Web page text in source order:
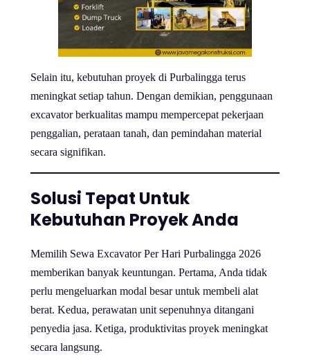
Selain itu, kebutuhan proyek di Purbalingga terus
meningkat setiap tahun. Dengan demikian, penggunaan
excavator berkualitas mampu mempercepat pekerjaan
penggalian, perataan tanah, dan pemindahan material
secara signifikan.
Solusi Tepat Untuk
Kebutuhan Proyek Anda
Memilih Sewa Excavator Per Hari Purbalingga 2026
memberikan banyak keuntungan. Pertama, Anda tidak
perlu mengeluarkan modal besar untuk membeli alat
berat. Kedua, perawatan unit sepenuhnya ditangani
penyedia jasa. Ketiga, produktivitas proyek meningkat
secara langsung.